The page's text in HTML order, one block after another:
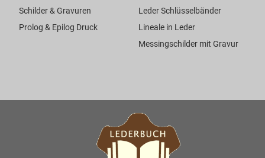
Schilder & Gravuren
Prolog & Epilog Druck
Leder Schlüsselbänder
Lineale in Leder
Messingschilder mit Gravur